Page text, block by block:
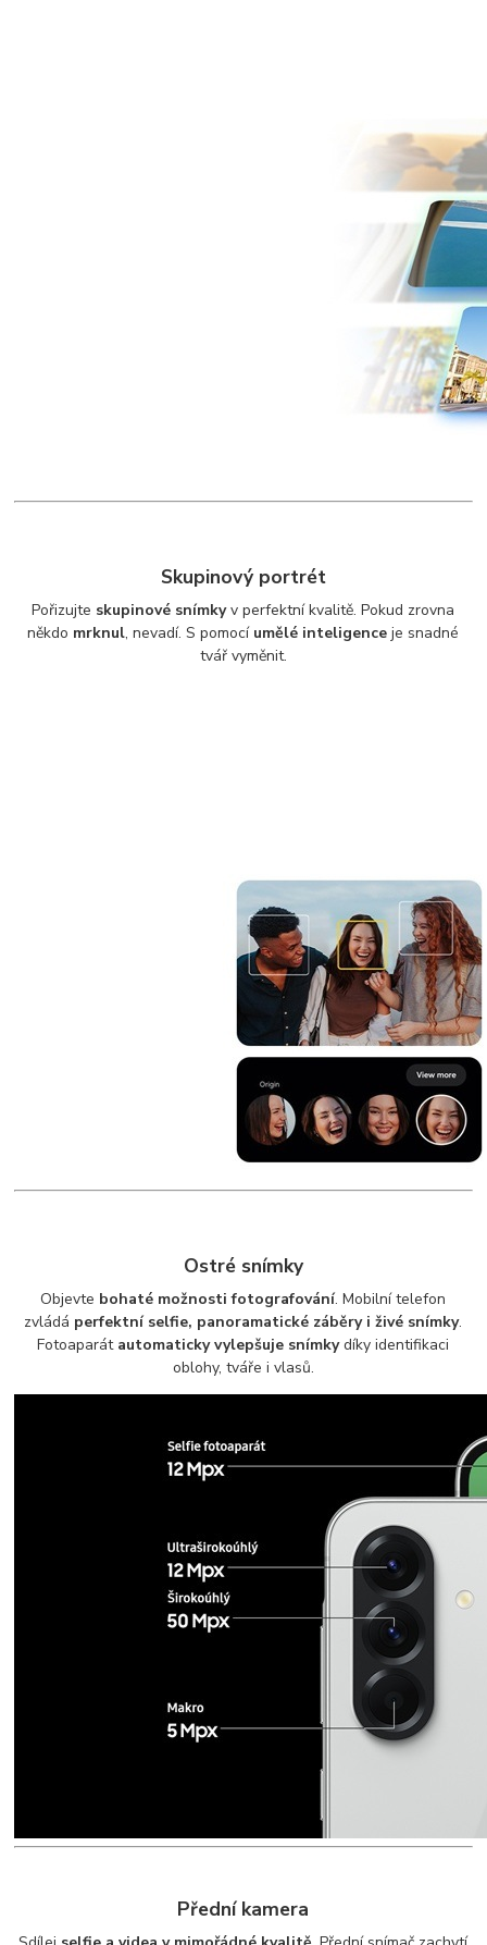
Skupinový portrét
Pořizujte skupinové snímkyv perfektní kvalitě. Pokud zrovna
někdo mrknul, nevadí. S pomocí umělé inteligence je snadné
tvář vyměnit.
Ostré snímky
Objevte bohaté možnosti fotografování. Mobilní telefon
zvládá perfektní selfie, panoramatické záběry i živé snímky.
Fotoaparát automaticky vylepšuje snímkydíky identifikaci
oblohy, tváře i vlasů.
Přední kamera